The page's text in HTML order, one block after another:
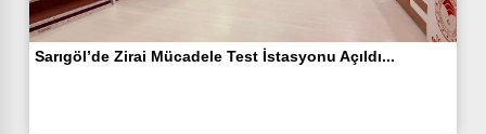
Sarıgöl’de Zirai Mücadele Test İstasyonu Açıldı...